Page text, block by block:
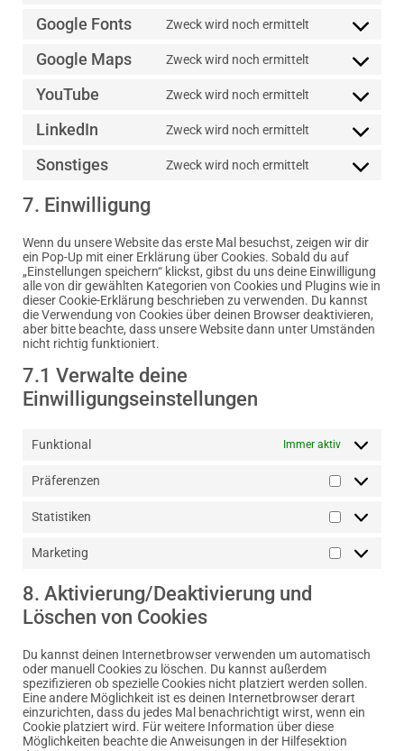
Google Fonts Zweck wird noch ermittelt
Google Maps Zweck wird noch ermittelt
YouTube Zweck wird noch ermittelt
LinkedIn Zweck wird noch ermittelt
Sonstiges Zweck wird noch ermittelt
7. Einwilligung
Wenn du unsere Website das erste Mal besuchst, zeigen wir dir
ein Pop-Up mit einer Erklärung über Cookies. Sobald du auf
„Einstellungen speichern“ klickst, gibst du uns deine Einwilligung
alle von dir gewählten Kategorien von Cookies und Plugins wie in
dieser Cookie-Erklärung beschrieben zu verwenden. Du kannst
die Verwendung von Cookies über deinen Browser deaktivieren,
aber bitte beachte, dass unsere Website dann unter Umständen
nicht richtig funktioniert.
7.1 Verwalte deine
Einwilligungseinstellungen
Funktional Immer aktiv
Präferenzen
Statistiken
Marketing
8. Aktivierung/Deaktivierung und
Löschen von Cookies
Du kannst deinen Internetbrowser verwenden um automatisch
oder manuell Cookies zu löschen. Du kannst außerdem
spezifizieren ob spezielle Cookies nicht platziert werden sollen.
Eine andere Möglichkeit ist es deinen Internetbrowser derart
einzurichten, dass du jedes Mal benachrichtigt wirst, wenn ein
Cookie platziert wird. Für weitere Information über diese
Möglichkeiten beachte die Anweisungen in der Hilfesektion